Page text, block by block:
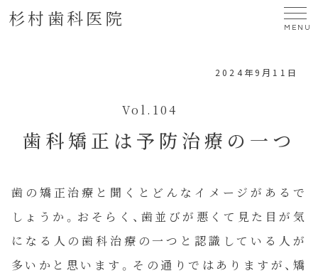
MENU
杉村歯科医院
2024年9月11日
Vol.104
歯科矯正は予防治療の一つ
歯の矯正治療と聞くとどんなイメージがあるで
しょうか。おそらく、歯並びが悪くて見た目が気
になる人の歯科治療の一つと認識している人が
多いかと思います。その通りではありますが、矯